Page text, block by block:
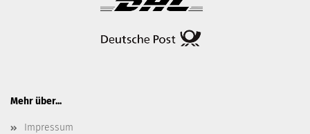
Mehr über...
Impressum